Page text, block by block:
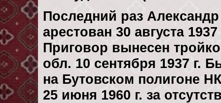
Последний раз
арестован 30 августа 1937
Приговор вынесен
обл. 10 сентября 1937 г.
на Бутовском полигоне
25 июня 1960 г. за